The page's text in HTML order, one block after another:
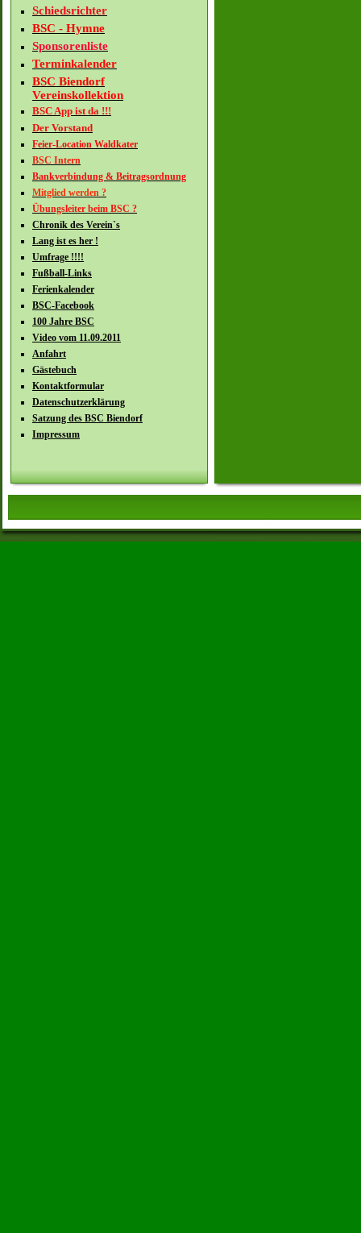
Schiedsrichter
BSC - Hymne
Sponsorenliste
Terminkalender
BSC Biendorf
Vereinskollektion
BSC App ist da !!!
Der Vorstand
Feier-Location Waldkater
BSC Intern
Bankverbindung & Beitragsordnung
Mitglied werden ?
Übungsleiter beim BSC ?
Chronik des Verein`s
Lang ist es her !
Umfrage !!!!
Fußball-Links
Ferienkalender
BSC-Facebook
100 Jahre BSC
Video vom 11.09.2011
Anfahrt
Gästebuch
Kontaktformular
Datenschutzerklärung
Satzung des BSC Biendorf
Impressum